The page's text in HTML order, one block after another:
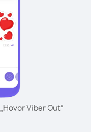
Viber Out“